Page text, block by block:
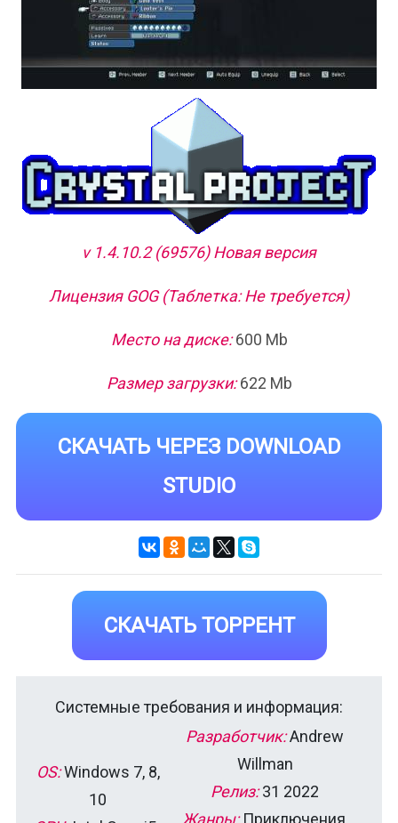
v 1.4.10.2 (69576) Новая версия
Лицензия GOG (Таблетка: Не требуется)
Место на диске:600 Mb
Размер загрузки:622 Mb
СКАЧАТЬ ЧЕРЕЗ DOWNLOAD
STUDIO
СКАЧАТЬ ТОРРЕНТ
Системные требования и информация:
OS:Windows 7, 8,
10
Разработчик:Andrew
Willman
Релиз:31 2022
Жанры:Приключения,